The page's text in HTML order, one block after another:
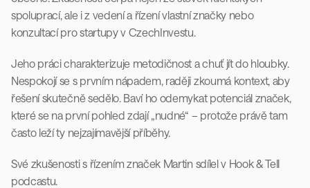
spoluprací, ale i z vedení a řízení vlastní značky nebo
konzultací pro startupy v CzechInvestu.
Jeho práci charakterizuje metodičnost a chuť jít do hloubky.
Nespokojí se s prvním nápadem, raději zkoumá kontext, aby
řešení skutečně sedělo. Baví ho odemykat potenciál značek,
které se na první pohled zdají „nudné“ – protože právě tam
často leží ty nejzajímavější příběhy.
Své zkušenosti s řízením značek Martin sdílel v Hook & Tell
podcastu.